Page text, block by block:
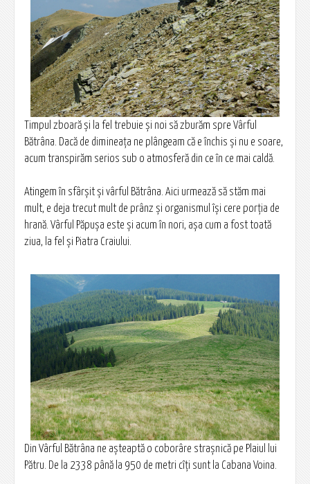
Timpul zboară şi la fel trebuie şi noi să zburăm spre Vârful
Bătrâna. Dacă de dimineaţa ne plângeam că e închis şi nu e soare,
acum transpirăm serios sub o atmosferă din ce în ce mai caldă.
Atingem în sfârşit şi vârful Bătrâna. Aici urmează să stăm mai
mult, e deja trecut mult de prânz şi organismul îşi cere porţia de
hrană. Vârful Păpuşa este şi acum în nori, aşa cum a fost toată
ziua, la fel şi Piatra Craiului.
Din Vârful Bătrâna ne aşteaptă o coborâre straşnică pe Plaiul lui
Pătru. De la 2338 până la 950 de metri cîți sunt la Cabana Voina.